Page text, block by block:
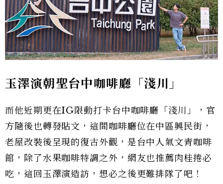
玉澤演朝聖台中咖啡廳「淺川」
而他近期更在IG限動打卡台中咖啡廳「淺川」，官
方隨後也轉發貼文，這間咖啡廳位在中區興民街，
老屋改裝後呈現的復古外觀，是台中人氣文青咖啡
館，除了水果咖啡特調之外，網友也推薦肉桂捲必
吃，這回玉澤演造訪，想必之後更難排隊了吧！